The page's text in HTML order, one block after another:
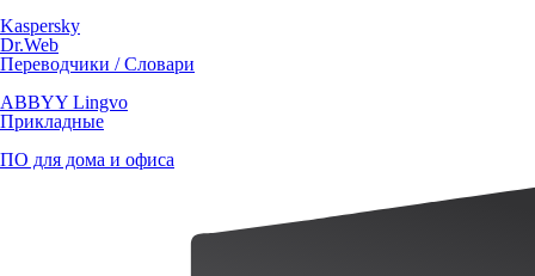
Kaspersky
Dr.Web
Переводчики / Словари
ABBYY Lingvo
Прикладные
ПО для дома и офиса